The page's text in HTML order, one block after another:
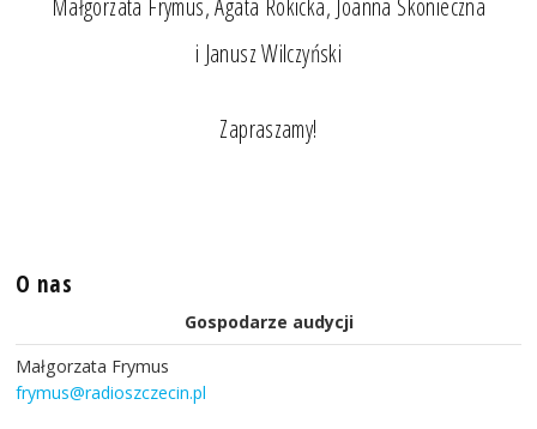
Małgorzata Frymus, Agata Rokicka, Joanna Skonieczna
i Janusz Wilczyński
Zapraszamy!
O nas
Gospodarze audycji
Małgorzata Frymus
frymus@radioszczecin.pl